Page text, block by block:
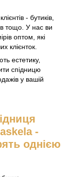
- бутиків,
тощо. У нас ви
оптом, які
клієнток.
естетику,
спідницю
у вашій
-
однією